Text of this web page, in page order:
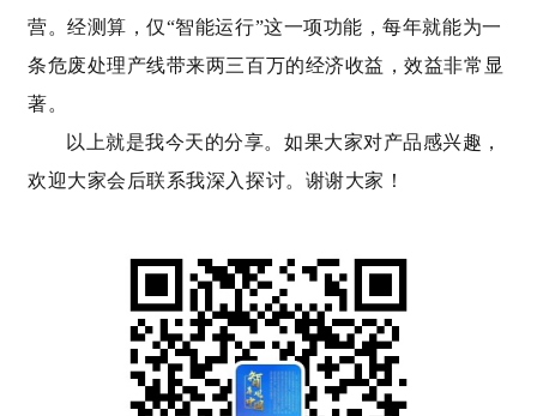
营。经测算，仅“智能运行”这一项功能，每年就能为一
条危废处理产线带来两三百万的经济收益，效益非常显
著。
以上就是我今天的分享。如果大家对产品感兴趣，
欢迎大家会后联系我深入探讨。谢谢大家！